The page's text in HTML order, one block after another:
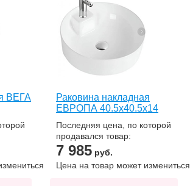
ВЕГА
Раковина накладная
ЕВРОПА 40.5х40.5х14
Последняя цена, по которой
продавался товар:
7 985 руб.
Цена на товар может измениться